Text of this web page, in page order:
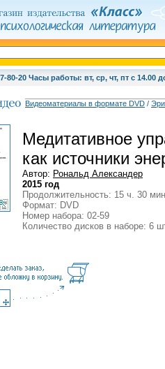
80-20 Часы работы: вт, ср, чт, пт с 14.00
Видеоматериалы в формате DVD /
Медитативное
как источники
Автор: Рональд Александер
2015 год
Продолжительность: 15 ч. 30
Формат: DVD
Номер набора: 02-59
Количество дисков в наборе: 6